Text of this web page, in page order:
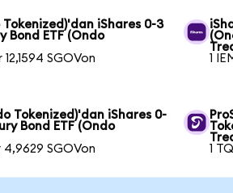
Tokenized)'dan iShares 0-3
Bond ETF (Ondo
SGOVon
1
Tokenized)'dan iShares 0-
Bond ETF (Ondo
4,9629 SGOVon
1